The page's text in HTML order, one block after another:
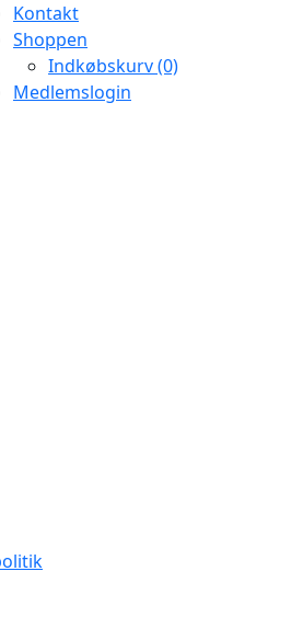
Kontakt
Shoppen
Indkøbskurv (0)
Medlemslogin